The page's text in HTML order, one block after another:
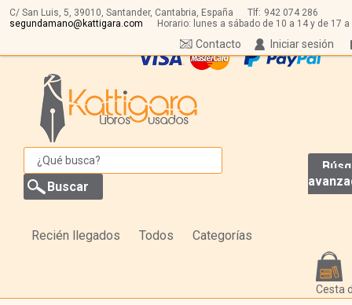
C/ San Luis, 5, 39010, Santander, Cantabria, España Tlf: 942 074 286
segundamano@kattigara.com
Horario: lunes a sábado de 10 a 14 y de 17 a
Iniciar sesión
Contacto
Recién llegados Todos Categorías
Cesta